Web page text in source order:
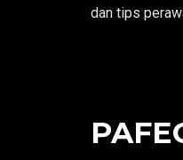
dan tips